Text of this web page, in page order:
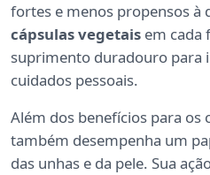
fortes e menos propensos à
cápsulas vegetais em cada
suprimento duradouro para
cuidados pessoais.
Além dos benefícios para os
também desempenha um
das unhas e da pele. Sua